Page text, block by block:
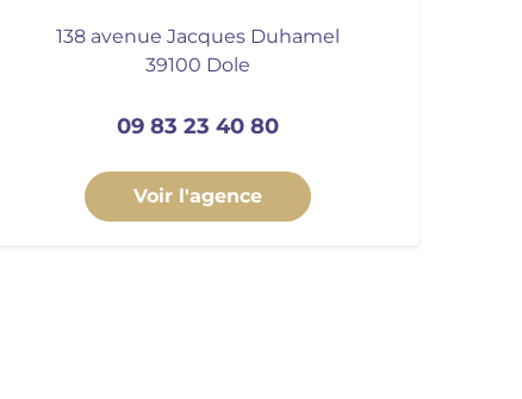
138 avenue Jacques Duhamel
39100 Dole
09 83 23 40 80
Voir l'agence